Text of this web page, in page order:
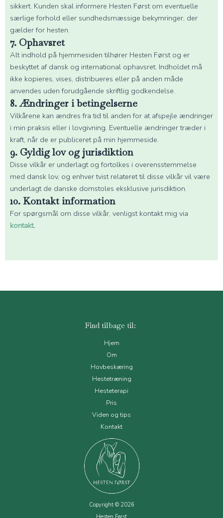
sikkert. Kunden skal informere Hesten Først om eventuelle
særlige forhold eller sundhedsmæssige bekymringer, der
gælder for hesten.
7. Ophavsret
Alt indhold på hjemmesiden tilhører Hesten Først og er
beskyttet af dansk og international ophavsret. Indholdet må
ikke kopieres, vises, distribueres eller på anden måde
anvendes uden forudgående skriftlig godkendelse.
8. Ændringer i betingelserne
Vilkårene kan ændres fra tid til anden for at afspejle ændringer
i min praksis eller i lovgivning. Eventuelle ændringer træder i
kraft, når de er publiceret på min hjemmeside.
9. Gyldig lov og jurisdiktion
Disse vilkår er underlagt og fortolkes i overensstemmelse
med dansk lov, og enhver tvist relateret til disse vilkår vil være
underlagt de danske domstoles eksklusive jurisdiktion.
10. Kontakt information
For spørgsmål om disse vilkår, venligst kontakt mig via
kontakt.
Find tilbage til:
Hjem
Om
Hovbeskæring
Hestetræning
Hesteterapi
Pris
Viden og tips
Kontakt
Copyright © 2026